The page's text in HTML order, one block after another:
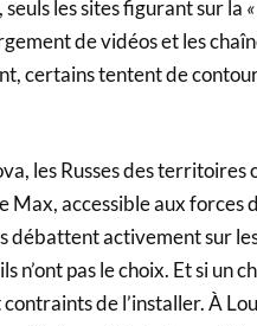
les sites figurant sur la
de vidéos et les
certains tentent de
les Russes des territoires
Max, accessible aux forces
débattent activement sur
n’ont pas le choix. Et si un
de l’installer. À